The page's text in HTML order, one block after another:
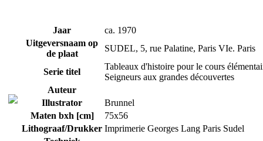
Jaar
ca. 1970
Uitgeversnaam op
de plaat
SUDEL, 5, rue Palatine, Paris VIe. Paris
Serie titel
Tableaux d'histoire pour le cours
Seigneurs aux grandes découvertes
Auteur
Illustrator
Brunnel
Maten bxh [cm]
75x56
Lithograaf/Drukker Imprimerie Georges Lang Paris Sudel